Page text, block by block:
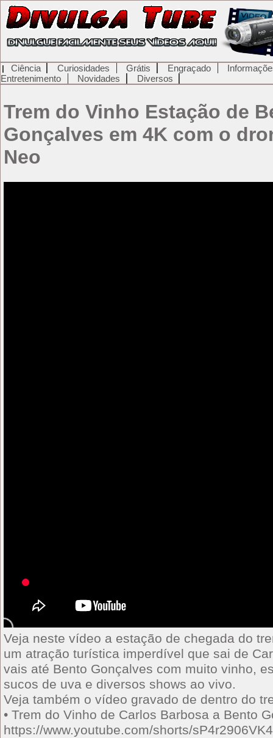
Ciência Curiosidades Grátis Engraçado
Entretenimento
Novidades Diversos
Trem do Vinho Estação de
Gonçalves em 4K com o
Neo
Veja neste vídeo a estação de chegada do
um atração turística imperdível que sai de
vais até Bento Gonçalves com muito vinho,
sucos de uva e diversos shows ao vivo.
Veja também o vídeo gravado de dentro do
• Trem do Vinho de Carlos Barbosa a Bento
https://www.youtube.com/shorts/sP4r2906VK4